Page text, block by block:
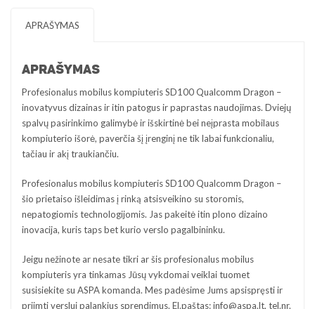
APRAŠYMAS
APRAŠYMAS
Profesionalus mobilus kompiuteris SD100 Qualcomm Dragon –
inovatyvus dizainas ir itin patogus ir paprastas naudojimas. Dviejų
spalvų pasirinkimo galimybė ir išskirtinė bei neįprasta mobilaus
kompiuterio išorė, paverčia šį įrenginį ne tik labai funkcionaliu,
tačiau ir akį traukiančiu.
Profesionalus mobilus kompiuteris SD100 Qualcomm Dragon –
šio prietaiso išleidimas į rinką atsisveikino su storomis,
nepatogiomis technologijomis. Jas pakeitė itin plono dizaino
inovacija, kuris taps bet kurio verslo pagalbininku.
Jeigu nežinote ar nesate tikri ar šis profesionalus mobilus
kompiuteris yra tinkamas Jūsų vykdomai veiklai tuomet
susisiekite su ASPA komanda. Mes padėsime Jums apsispręsti ir
priimti verslui palankius sprendimus. El.paštas: info@aspa.lt, tel.nr.